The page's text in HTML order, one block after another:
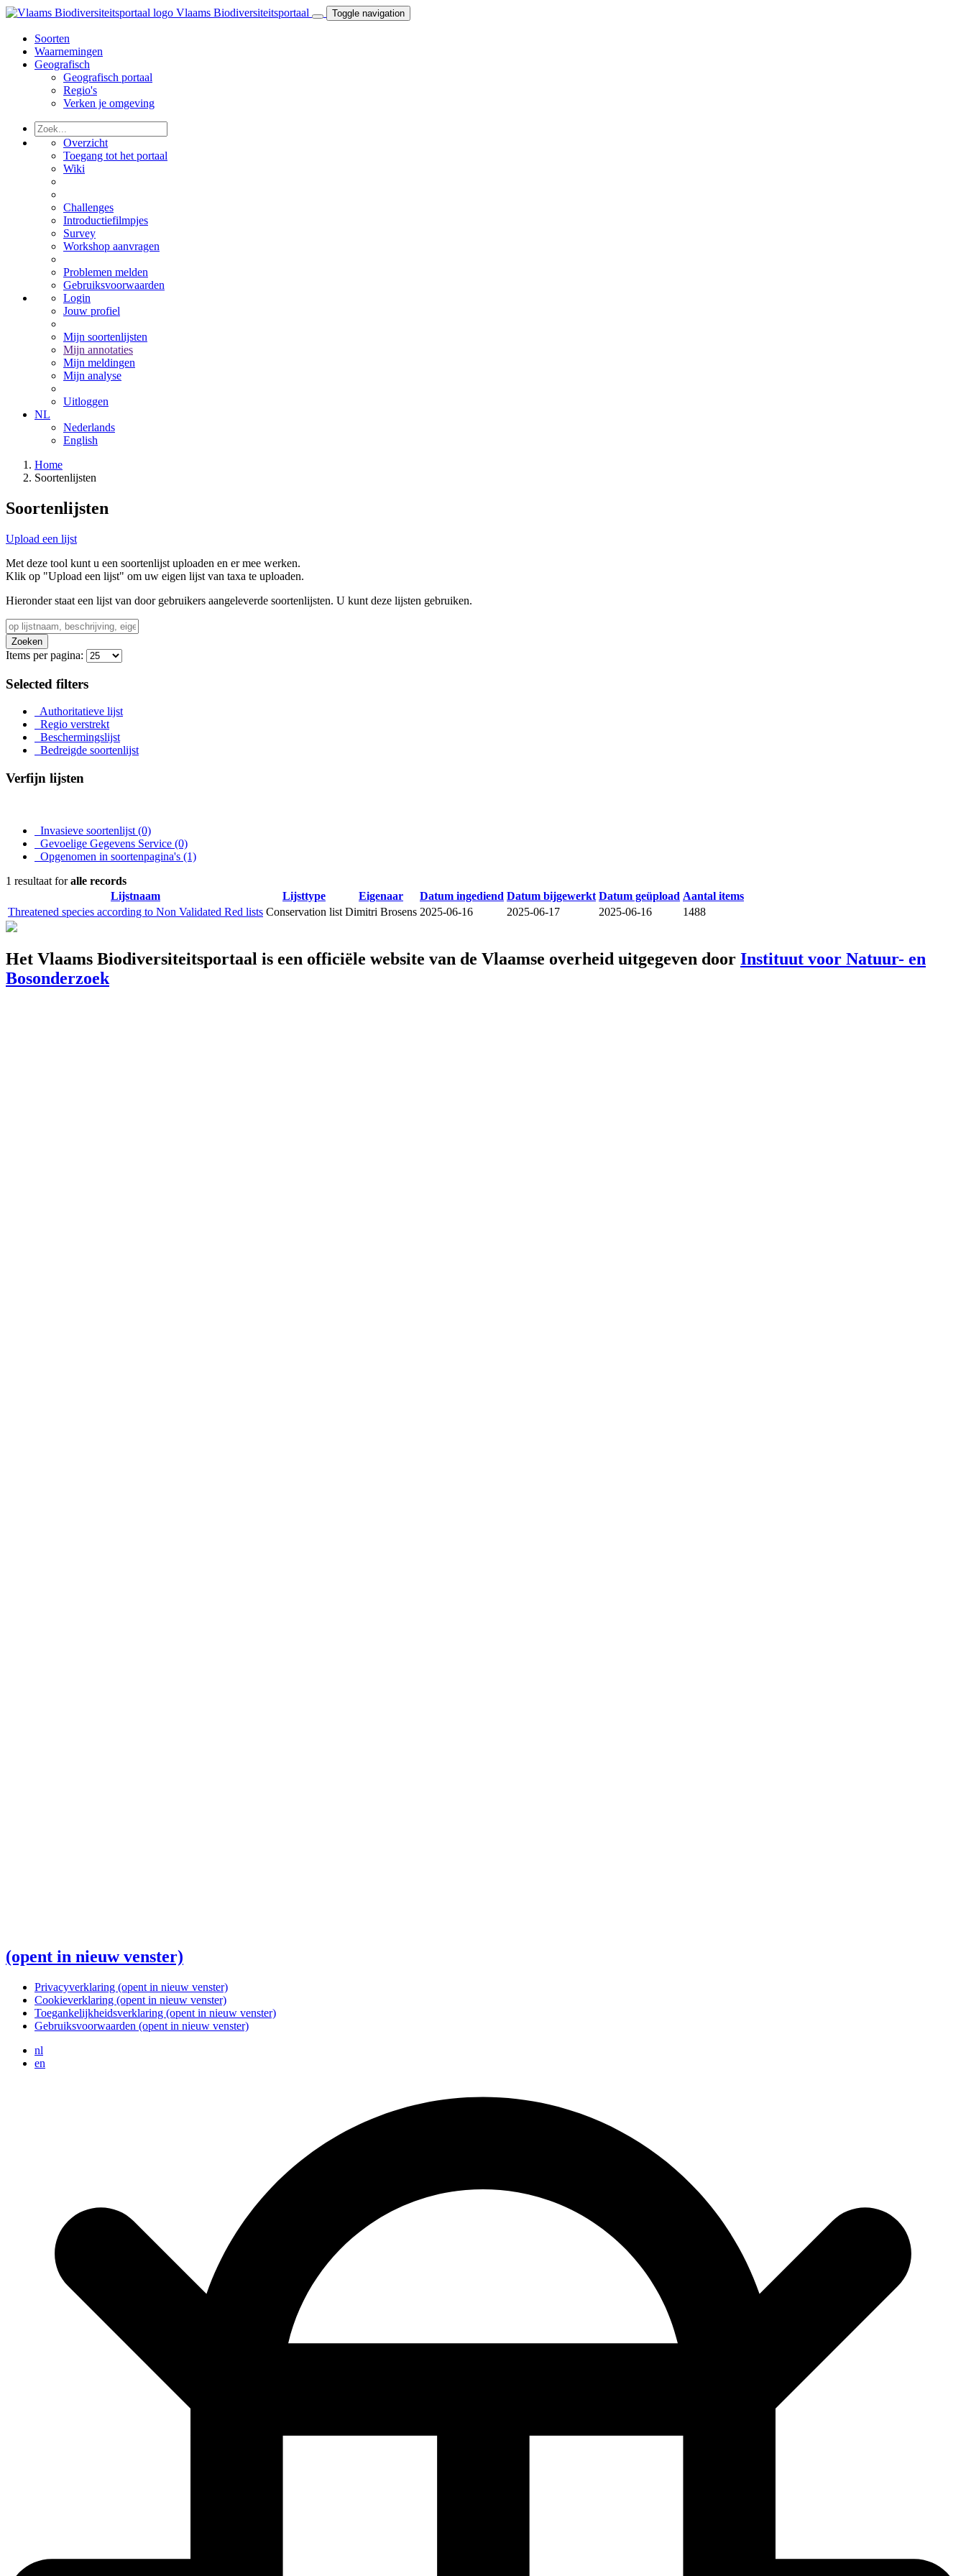
Vlaams Biodiversiteitsportaal Toggle navigation
Soorten
Waarnemingen
Geografisch
Geografisch portaal
Regio's
Verken je omgeving
Overzicht
Toegang tot het portaal
Wiki
Challenges
Introductiefilmpjes
Survey
Workshop aanvragen
Problemen melden
Gebruiksvoorwaarden
Login
Jouw profiel
Mijn soortenlijsten
Mijn annotaties
Mijn meldingen
Mijn analyse
Uitloggen
NL
Nederlands
English
Home
Soortenlijsten
Soortenlijsten
Upload een lijst
Met deze tool kunt u een soortenlijst uploaden en er mee werken.
Klik op "Upload een lijst" om uw eigen lijst van taxa te uploaden.
Hieronder staat een lijst van door gebruikers aangeleverde soortenlijsten. U kunt deze lijsten gebruiken.
Zoeken
Items per pagina:
Selected filters
Authoritatieve lijst
Regio verstrekt
Beschermingslijst
Bedreigde soortenlijst
Verfijn lijsten
Invasieve soortenlijst (0)
Gevoelige Gegevens Service (0)
Opgenomen in soortenpagina's (1)
1 resultaat foralle records
Lijstnaam
Lijsttype Eigenaar Datum ingediend Datum bijgewerkt Datum geüpload Aantal items
Threatened species according to Non Validated Red lists Conservation list Dimitri Brosens 2025-06-16 2025-06-17 2025-06-16 1488
Het Vlaams Biodiversiteitsportaal is een officiële website van de Vlaamse overheid uitgegeven door Instituut voor Natuur- en
Bosonderzoek
(opent in nieuw venster)
Privacyverklaring (opent in nieuw venster)
Cookieverklaring (opent in nieuw venster)
Toegankelijkheidsverklaring (opent in nieuw venster)
Gebruiksvoorwaarden (opent in nieuw venster)
nl
en